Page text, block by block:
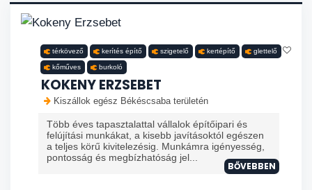
térkövező kerítés építő szigetelő kertépítő glettelő
kőműves burkoló
KOKENY ERZSEBET
Kiszállok egész Békéscsaba területén
Több éves tapasztalattal vállalok építőipari és
felújítási munkákat, a kisebb javításoktól egészen
a teljes körű kivitelezésig. Munkámra igényesség,
pontosság és megbízhatóság jel...
BŐVEBBEN